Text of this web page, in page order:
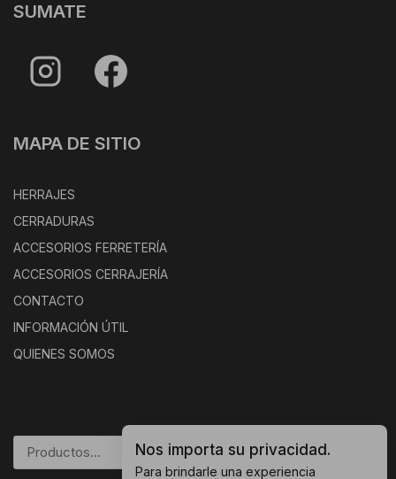
SUMATE
MAPA DE SITIO
HERRAJES
CERRADURAS
ACCESORIOS FERRETERÍA
ACCESORIOS CERRAJERÍA
CONTACTO
INFORMACIÓN ÚTIL
QUIENES SOMOS
BUSCAR
Nos importa su privacidad.
Para brindarle una experiencia